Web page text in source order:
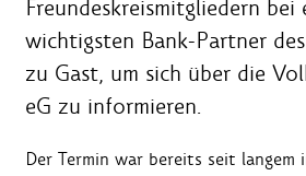
Freundeskreismitgliedern bei
wichtigsten Bank-Partner
zu Gast, um sich über die
eG zu informieren.
Der Termin war bereits seit langem